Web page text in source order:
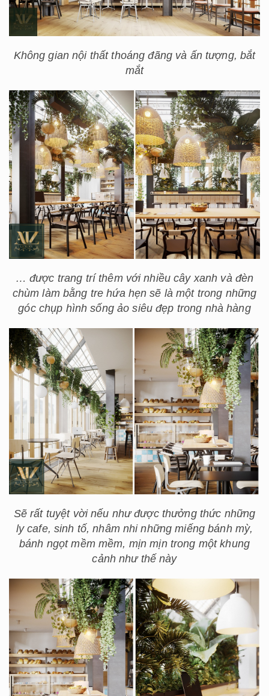
Không gian nội thất thoáng đãng và ấn tượng, bắt
mắt
… được trang trí thêm với nhiều cây xanh và đèn
chùm làm bằng tre hứa hẹn sẽ là một trong những
góc chụp hình sống ảo siêu đẹp trong nhà hàng
Sẽ rất tuyệt vời nếu như được thưởng thức những
ly cafe, sinh tố, nhâm nhi những miếng bánh mỳ,
bánh ngọt mềm mềm, mịn mịn trong một khung
cảnh như thế này